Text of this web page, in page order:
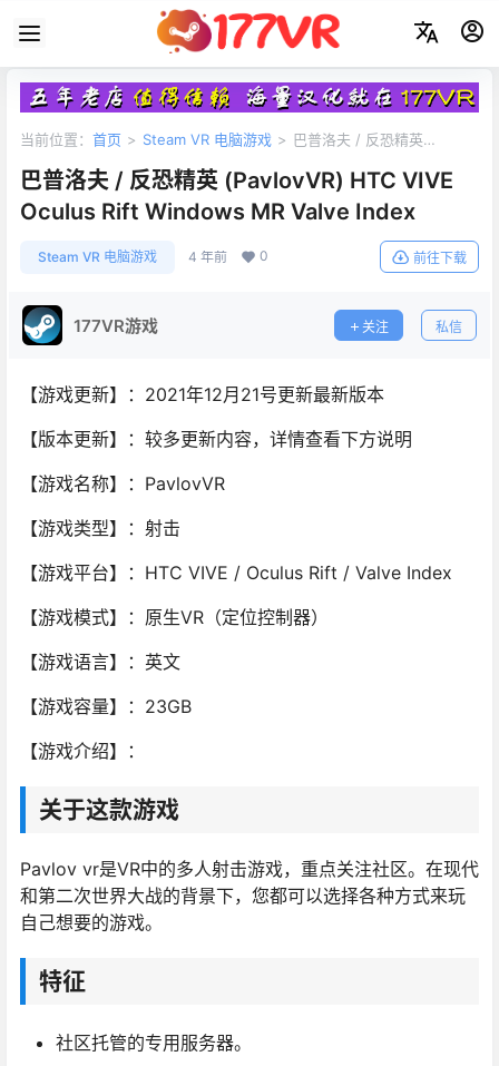
当前位置： 首页 > Steam VR 电脑游戏 > 巴普洛夫 / 反恐精英
巴普洛夫 / 反恐精英 (PavlovVR) HTC VIVE
Oculus Rift Windows MR Valve Index
Steam VR 电脑游戏 4 年前 0 前往下载
177VR游戏 关注 私信
【游戏更新】：2021年12月21号更新最新版本
【版本更新】：较多更新内容，详情查看下方说明
【游戏名称】：PavlovVR
【游戏类型】：射击
【游戏平台】：HTC VIVE / Oculus Rift / Valve Index
【游戏模式】：原生VR（定位控制器）
【游戏语言】：英文
【游戏容量】：23GB
【游戏介绍】：
关于这款游戏
Pavlov vr是VR中的多人射击游戏，重点关注社区。在现代
和第二次世界大战的背景下，您都可以选择各种方式来玩
自己想要的游戏。
特征
社区托管的专用服务器。